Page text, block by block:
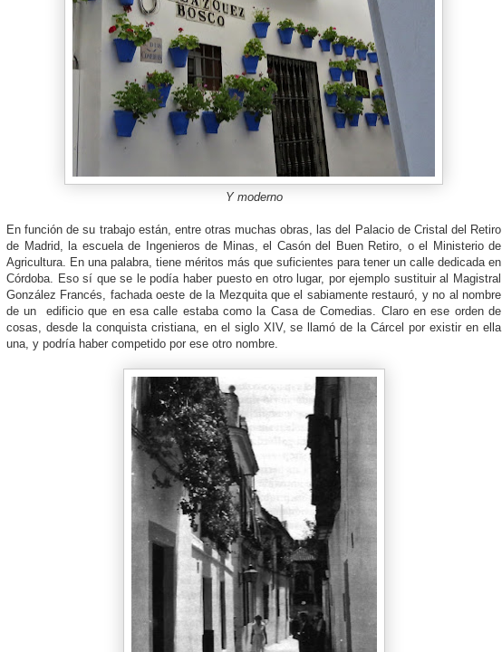
Y moderno
En función de su trabajo están, entre otras muchas obras, las del Palacio de Cristal del Retiro
de Madrid, la escuela de Ingenieros de Minas, el Casón del Buen Retiro, o el Ministerio de
Agricultura. En una palabra, tiene méritos más que suficientes para tener un calle dedicada en
Córdoba. Eso sí que se le podía haber puesto en otro lugar, por ejemplo sustituir al Magistral
González Francés, fachada oeste de la Mezquita que el sabiamente restauró, y no al nombre
de un edificio que en esa calle estaba como la Casa de Comedias. Claro en ese orden de
cosas, desde la conquista cristiana, en el siglo XIV, se llamó de la Cárcel por existir en ella
una, y podría haber competido por ese otro nombre.